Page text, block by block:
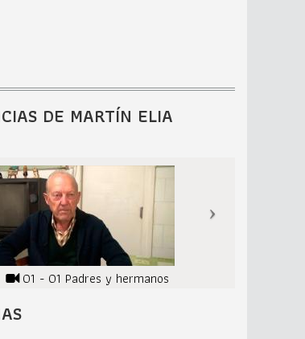
DE MARTÍN ELIA
01 - 01 Padres y hermanos